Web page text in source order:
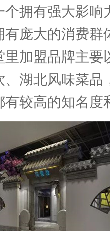
个拥有强大影响
庞大的消费群
里加盟品牌主要
、湖北风味菜品
较高的知名度